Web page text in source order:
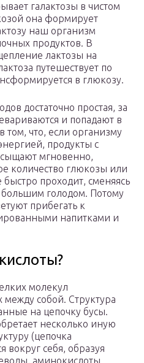
галактозы в чистом
она формирует
наш организм
продуктов. В
лактозы на
путешествует по
в глюкозу.
достаточно простая, за
и попадают в
том, что, если организму
продукты с
мгновенно,
количество глюкозы или
проходит, сменяясь
голодом. Потому
прибегать к
напитками и
молекул
между собой. Структура
на цепочку бусы.
несколько иную
(цепочка
вокруг себя, образуя
аминокислоты